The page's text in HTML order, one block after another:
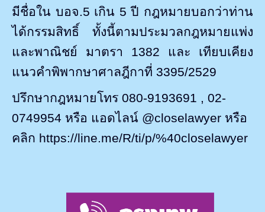
มีชื่อใน บอจ.5 เกิน 5ปี กฎหมายบอกว่าท่าน
ได้กรรมสิทธิ์ ทั้งนี้ตามประมวลกฎหมายแพ่ง
และพาณิชย์ มาตรา 1382 และ เทียบเคียง
แนวคำพิพากษาศาลฎีกาที่ 3395/2529
ปรึกษากฎหมายโทร 080-9193691 , 02-
0749954 หรือ แอดไลน์ @closelawyer หรือ
คลิก https://line.me/R/ti/p/%40closelawyer